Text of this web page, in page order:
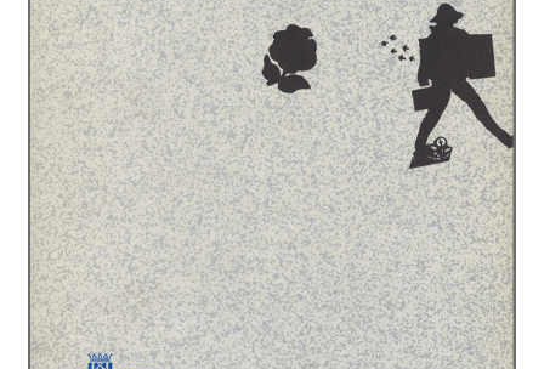
Payment
Protecció de dades
Termes i condicions